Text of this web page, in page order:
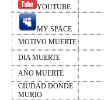
YOUTUBE
MY SPACE
MOTIVO MUERTE
DIA MUERTE
AÑO MUERTE
CIUDAD DONDE
MURIO